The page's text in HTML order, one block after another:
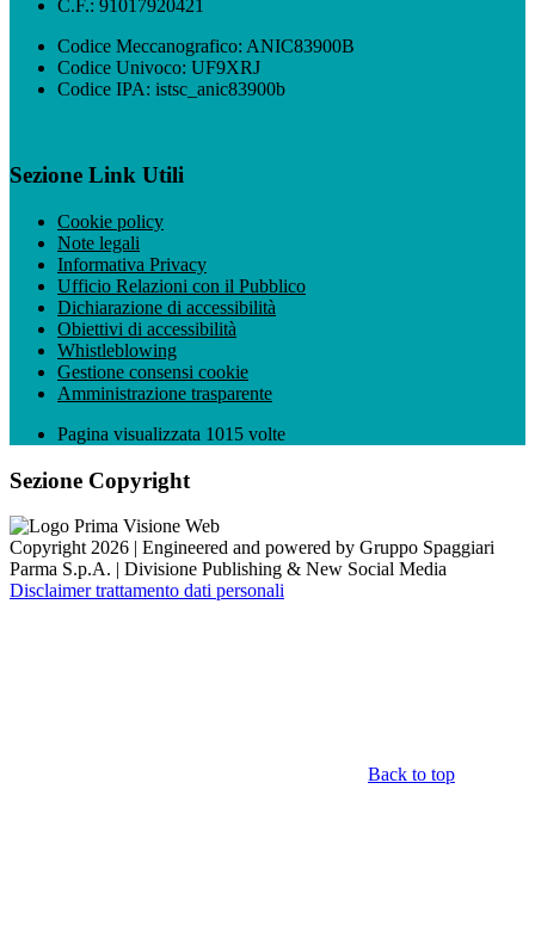
C.F.: 91017920421
Codice Meccanografico: ANIC83900B
Codice Univoco: UF9XRJ
Codice IPA: istsc_anic83900b
Sezione Link Utili
Cookie policy
Note legali
Informativa Privacy
Ufficio Relazioni con il Pubblico
Dichiarazione di accessibilità
Obiettivi di accessibilità
Whistleblowing
Gestione consensi cookie
Amministrazione trasparente
Pagina visualizzata 1015 volte
Sezione Copyright
Copyright 2026 | Engineered and powered by Gruppo Spaggiari
Parma S.p.A. | Divisione Publishing & New Social Media
Disclaimer trattamento dati personali
Back to top